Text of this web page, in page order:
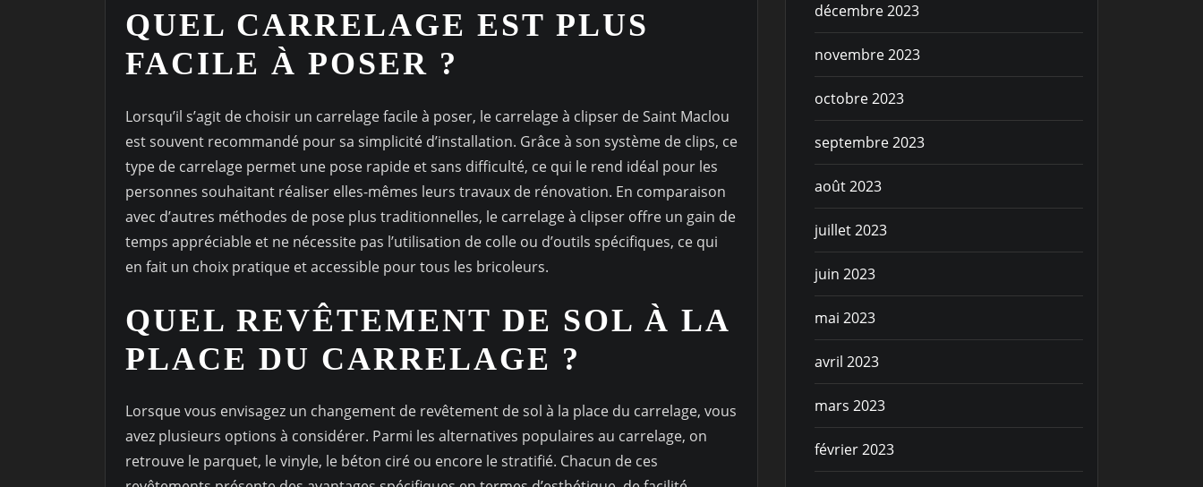
QUEL CARRELAGE EST PLUS
FACILE À POSER ?
Lorsqu’il s’agit de choisir un carrelage facile à poser, le carrelage à clipser de Saint Maclou
est souvent recommandé pour sa simplicité d’installation. Grâce à son système de clips, ce
type de carrelage permet une pose rapide et sans difficulté, ce qui le rend idéal pour les
personnes souhaitant réaliser elles-mêmes leurs travaux de rénovation. En comparaison
avec d’autres méthodes de pose plus traditionnelles, le carrelage à clipser offre un gain de
temps appréciable et ne nécessite pas l’utilisation de colle ou d’outils spécifiques, ce qui
en fait un choix pratique et accessible pour tous les bricoleurs.
QUEL REVÊTEMENT DE SOL À LA
PLACE DU CARRELAGE ?
Lorsque vous envisagez un changement de revêtement de sol à la place du carrelage, vous
avez plusieurs options à considérer. Parmi les alternatives populaires au carrelage, on
retrouve le parquet, le vinyle, le béton ciré ou encore le stratifié. Chacun de ces
décembre 2023
novembre 2023
octobre 2023
septembre 2023
août 2023
juillet 2023
juin 2023
mai 2023
avril 2023
mars 2023
février 2023